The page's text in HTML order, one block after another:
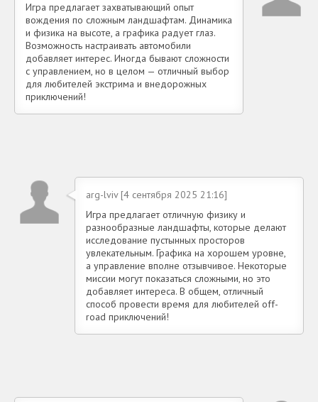
Игра предлагает захватывающий опыт
вождения по сложным ландшафтам. Динамика
и физика на высоте, а графика радует глаз.
Возможность настраивать автомобили
добавляет интерес. Иногда бывают сложности
с управлением, но в целом — отличный выбор
для любителей экстрима и внедорожных
приключений!
arg-lviv [4 сентября 2025 21:16]
Игра предлагает отличную физику и
разнообразные ландшафты, которые делают
исследование пустынных просторов
увлекательным. Графика на хорошем уровне,
а управление вполне отзывчивое. Некоторые
миссии могут показаться сложными, но это
добавляет интереса. В общем, отличный
способ провести время для любителей off-
road приключений!